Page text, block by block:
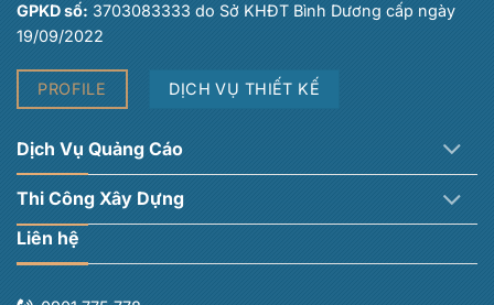
GPKD số: 3703083333 do Sở KHĐT Bình Dương cấp ngày
19/09/2022
PROFILE DỊCH VỤ THIẾT KẾ
Dịch Vụ Quảng Cáo
Thi Công Xây Dựng
Liên hệ